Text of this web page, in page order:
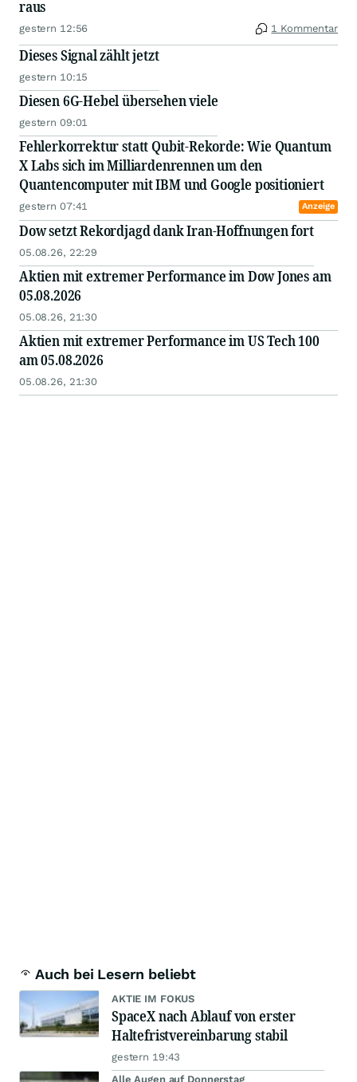
raus
gestern 12:56 1 Kommentar
Dieses Signal zählt jetzt
gestern 10:15
Diesen 6G-Hebel übersehen viele
gestern 09:01
Fehlerkorrektur statt Qubit-Rekorde: Wie Quantum
X Labs sich im Milliardenrennen um den
Quantencomputer mit IBM und Google positioniert
gestern 07:41 Anzeige
Dow setzt Rekordjagd dank Iran-Hoffnungen fort
05.08.26, 22:29
Aktien mit extremer Performance im Dow Jones am
05.08.2026
05.08.26, 21:30
Aktien mit extremer Performance im US Tech 100
am 05.08.2026
05.08.26, 21:30
Auch bei Lesern beliebt
AKTIE IM FOKUS
SpaceX nach Ablauf von erster
Haltefristvereinbarung stabil
gestern 19:43
Alle Augen auf Donnerstag